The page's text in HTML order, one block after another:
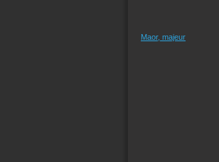
Maor, majeur